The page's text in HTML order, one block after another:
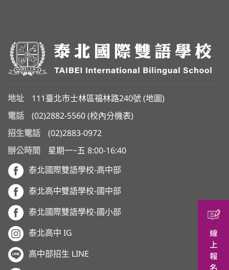
地址 111臺北市士林區福林路240號 (地圖 )
電話
(02)2882-5560 (校內分機表)
招生電話
(02)2883-0972
辦公時間
星期一~五 8:00-16:40
泰北國際雙語學校-高中部
泰北高中雙語學校-國中部
泰北國際雙語學校-國小部
泰北高中 IG
高中部招生 LINE